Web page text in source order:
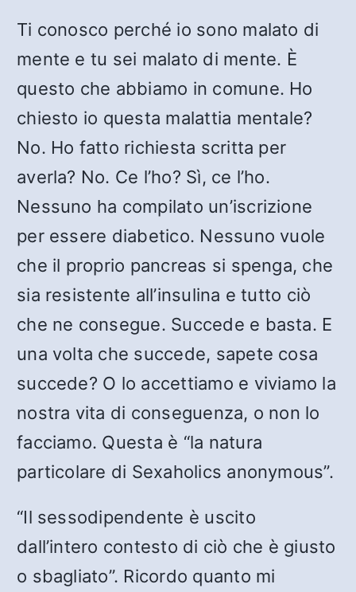
Ti conosco perché io sono malato di
mente e tu sei malato di mente. È
questo che abbiamo in comune. Ho
chiesto io questa malattia mentale?
No. Ho fatto richiesta scritta per
averla? No. Ce l’ho? Sì, ce l’ho.
Nessuno ha compilato un’iscrizione
per essere diabetico. Nessuno vuole
che il proprio pancreas si spenga, che
sia resistente all’insulina e tutto ciò
che ne consegue. Succede e basta. E
una volta che succede, sapete cosa
succede? O lo accettiamo e viviamo la
nostra vita di conseguenza, o non lo
facciamo. Questa è “la natura
particolare di Sexaholics anonymous”.
“Il sessodipendente è uscito
dall’intero contesto di ciò che è giusto
o sbagliato”. Ricordo quanto mi